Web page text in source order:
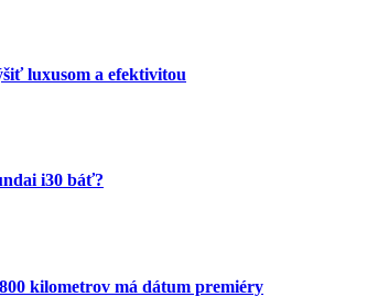
luxusom a efektivitou
i30 báť?
kilometrov má dátum premiéry